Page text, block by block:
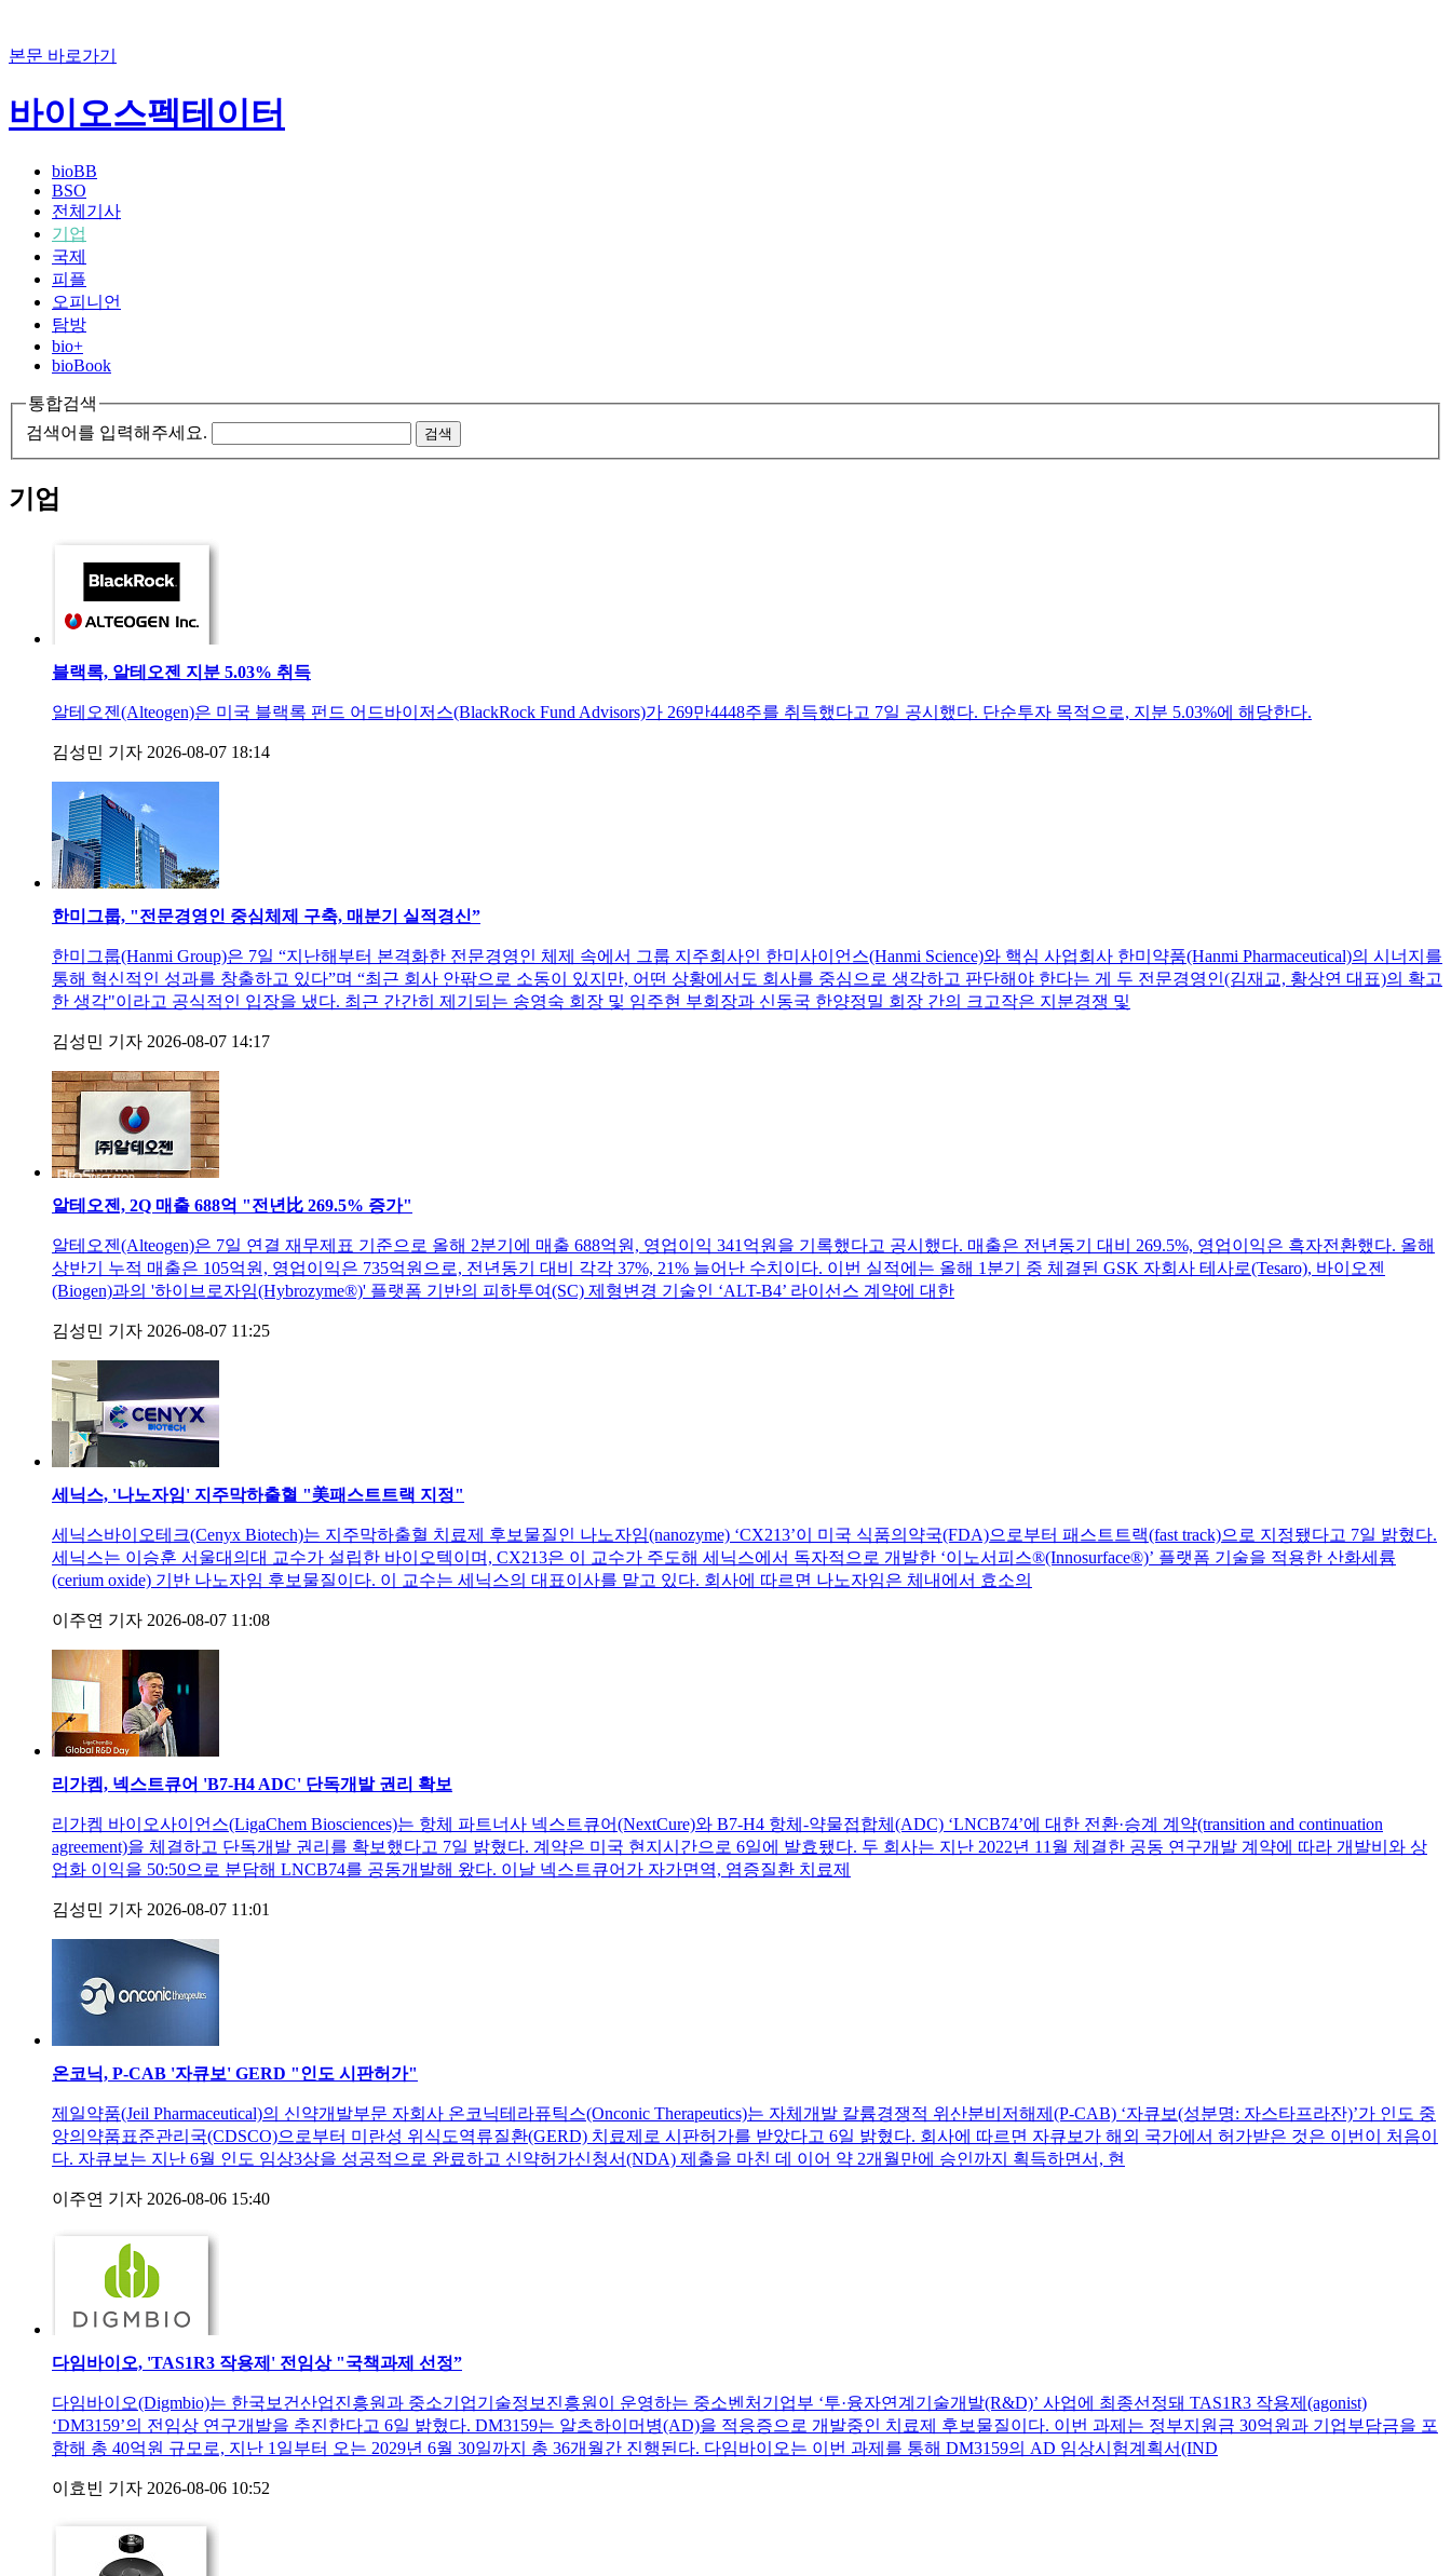
본문 바로가기
바이오스펙테이터
bioBB
BSO
전체기사
기업
국제
피플
오피니언
탐방
bio+
bioBook
통합검색
검색어를 입력해주세요.
검색
기업
블랙록, 알테오젠 지분 5.03% 취득
알테오젠(Alteogen)은 미국 블랙록 펀드 어드바이저스(BlackRock Fund Advisors)가 269만4448주를 취득했다고 7일 공시했다. 단순투자 목적으로, 지분 5.03%에 해당한다.
김성민 기자 2026-08-07 18:14
한미그룹, "전문경영인 중심체제 구축, 매분기 실적경신”
한미그룹(Hanmi Group)은 7일 “지난해부터 본격화한 전문경영인 체제 속에서 그룹 지주회사인 한미사이언스(Hanmi Science)와 핵심 사업회사 한미약품(Hanmi Pharmaceutical)의 시너지를
통해 혁신적인 성과를 창출하고 있다”며 “최근 회사 안팎으로 소동이 있지만, 어떤 상황에서도 회사를 중심으로 생각하고 판단해야 한다는 게 두 전문경영인(김재교, 황상연 대표)의 확고
한 생각"이라고 공식적인 입장을 냈다. 최근 간간히 제기되는 송영숙 회장 및 임주현 부회장과 신동국 한양정밀 회장 간의 크고작은 지분경쟁 및
김성민 기자 2026-08-07 14:17
알테오젠, 2Q 매출 688억 "전년比 269.5% 증가"
알테오젠(Alteogen)은 7일 연결 재무제표 기준으로 올해 2분기에 매출 688억원, 영업이익 341억원을 기록했다고 공시했다. 매출은 전년동기 대비 269.5%, 영업이익은 흑자전환했다. 올해
상반기 누적 매출은 105억원, 영업이익은 735억원으로, 전년동기 대비 각각 37%, 21% 늘어난 수치이다. 이번 실적에는 올해 1분기 중 체결된 GSK 자회사 테사로(Tesaro), 바이오젠
(Biogen)과의 '하이브로자임(Hybrozyme®)' 플랫폼 기반의 피하투여(SC) 제형변경 기술인 ‘ALT-B4’ 라이선스 계약에 대한
김성민 기자 2026-08-07 11:25
세닉스, '나노자임' 지주막하출혈 "美패스트트랙 지정"
세닉스바이오테크(Cenyx Biotech)는 지주막하출혈 치료제 후보물질인 나노자임(nanozyme) ‘CX213’이 미국 식품의약국(FDA)으로부터 패스트트랙(fast track)으로 지정됐다고 7일 밝혔다.
세닉스는 이승훈 서울대의대 교수가 설립한 바이오텍이며, CX213은 이 교수가 주도해 세닉스에서 독자적으로 개발한 ‘이노서피스®(Innosurface®)’ 플랫폼 기술을 적용한 산화세륨
(cerium oxide) 기반 나노자임 후보물질이다. 이 교수는 세닉스의 대표이사를 맡고 있다. 회사에 따르면 나노자임은 체내에서 효소의
이주연 기자 2026-08-07 11:08
리가켐, 넥스트큐어 'B7-H4 ADC' 단독개발 권리 확보
리가켐 바이오사이언스(LigaChem Biosciences)는 항체 파트너사 넥스트큐어(NextCure)와 B7-H4 항체-약물접합체(ADC) ‘LNCB74’에 대한 전환·승계 계약(transition and continuation
agreement)을 체결하고 단독개발 권리를 확보했다고 7일 밝혔다. 계약은 미국 현지시간으로 6일에 발효됐다. 두 회사는 지난 2022년 11월 체결한 공동 연구개발 계약에 따라 개발비와 상
업화 이익을 50:50으로 분담해 LNCB74를 공동개발해 왔다. 이날 넥스트큐어가 자가면역, 염증질환 치료제
김성민 기자 2026-08-07 11:01
온코닉, P-CAB '자큐보' GERD "인도 시판허가"
제일약품(Jeil Pharmaceutical)의 신약개발부문 자회사 온코닉테라퓨틱스(Onconic Therapeutics)는 자체개발 칼륨경쟁적 위산분비저해제(P-CAB) ‘자큐보(성분명: 자스타프라잔)’가 인도 중
앙의약품표준관리국(CDSCO)으로부터 미란성 위식도역류질환(GERD) 치료제로 시판허가를 받았다고 6일 밝혔다. 회사에 따르면 자큐보가 해외 국가에서 허가받은 것은 이번이 처음이
다. 자큐보는 지난 6월 인도 임상3상을 성공적으로 완료하고 신약허가신청서(NDA) 제출을 마친 데 이어 약 2개월만에 승인까지 획득하면서, 현
이주연 기자 2026-08-06 15:40
다임바이오, 'TAS1R3 작용제' 전임상 "국책과제 선정”
다임바이오(Digmbio)는 한국보건산업진흥원과 중소기업기술정보진흥원이 운영하는 중소벤처기업부 ‘투·융자연계기술개발(R&D)’ 사업에 최종선정돼 TAS1R3 작용제(agonist)
‘DM3159’의 전임상 연구개발을 추진한다고 6일 밝혔다. DM3159는 알츠하이머병(AD)을 적응증으로 개발중인 치료제 후보물질이다. 이번 과제는 정부지원금 30억원과 기업부담금을 포
함해 총 40억원 규모로, 지난 1일부터 오는 2029년 6월 30일까지 총 36개월간 진행된다. 다임바이오는 이번 과제를 통해 DM3159의 AD 임상시험계획서(IND
이효빈 기자 2026-08-06 10:52